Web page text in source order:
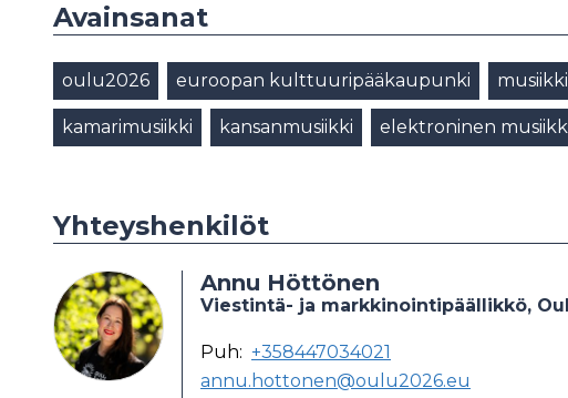
Avainsanat
oulu2026 euroopan kulttuuripääkaupunki musiikki
kamarimusiikki kansanmusiikki elektroninen
Yhteyshenkilöt
Annu Höttönen
Viestintä- ja markkinointipäällikkö,
Puh: +358447034021
annu.hottonen@oulu2026.eu